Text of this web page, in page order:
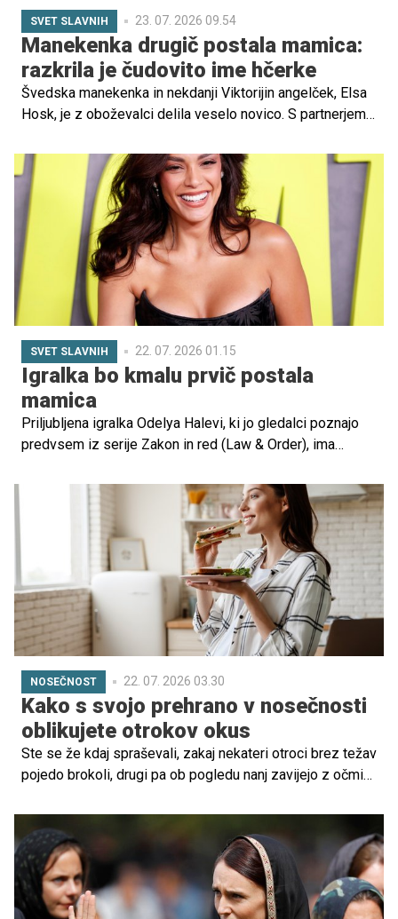
SVET SLAVNIH 23. 07. 2026 09.54
Manekenka drugič postala mamica:
razkrila je čudovito ime hčerke
Švedska manekenka in nekdanji Viktorijin angelček, Elsa
Hosk, je z oboževalci delila veselo novico. S partnerjem
dobil deklico, ki sta ji nadela nežno in nekoliko nenavadno
ime Flora Blue.
SVET SLAVNIH 22. 07. 2026 01.15
Igralka bo kmalu prvič postala
mamica
Priljubljena igralka Odelya Halevi, ki jo gledalci poznajo
predvsem iz serije Zakon in red (Law & Order), ima
Aaronom Mazorjem pričakuje prvega otroka, deklico.
Dojenčica naj bi se družini pridružila decembra.
NOSEČNOST 22. 07. 2026 03.30
Kako s svojo prehrano v nosečnosti
oblikujete otrokov okus
Ste se že kdaj spraševali, zakaj nekateri otroci brez težav
pojedo brokoli, drugi pa ob pogledu nanj zavijejo z očmi?
navade in okolje, znanstveniki vse bolj ugotavljajo, da se
lahko odnos do hrane začne oblikovati že pred rojstvom.